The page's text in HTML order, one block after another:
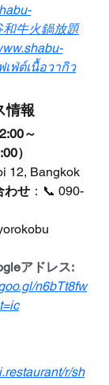
和牛火鍋放題
เฟ่ต์เนื้อวากิว
情報
～
）
12, Bangkok
わせ ：📞 090-
アドレス:
n6bTt8fw
r/sh